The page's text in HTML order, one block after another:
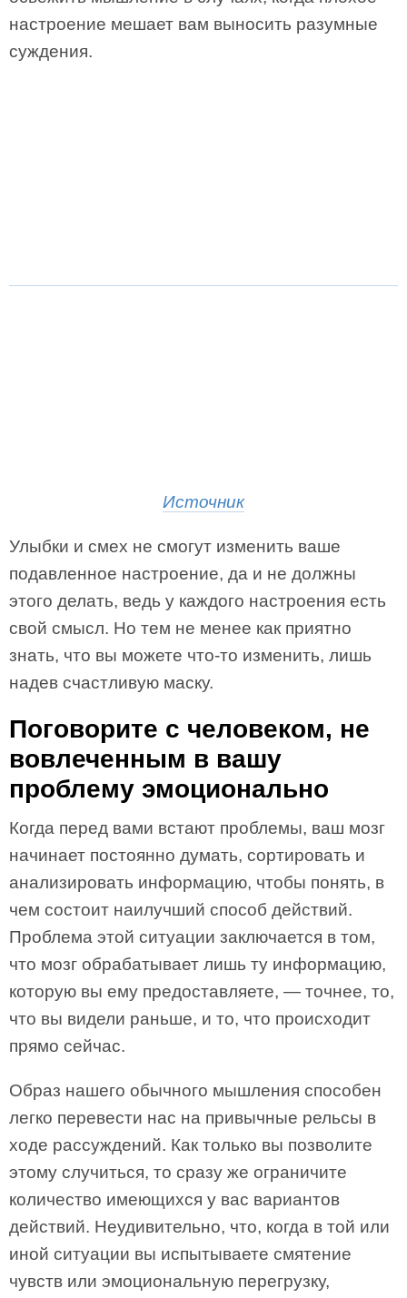
настроение мешает вам выносить разумные
суждения.
Источник
Улыбки и смех не смогут изменить ваше
подавленное настроение, да и не должны
этого делать, ведь у каждого настроения есть
свой смысл. Но тем не менее как приятно
знать, что вы можете что-то изменить, лишь
надев счастливую маску.
Поговорите с человеком, не
вовлеченным в вашу
проблему эмоционально
Когда перед вами встают проблемы, ваш мозг
начинает постоянно думать, сортировать и
анализировать информацию, чтобы понять, в
чем состоит наилучший способ действий.
Проблема этой ситуации заключается в том,
что мозг обрабатывает лишь ту информацию,
которую вы ему предоставляете, — точнее, то,
что вы видели раньше, и то, что происходит
прямо сейчас.
Образ нашего обычного мышления способен
легко перевести нас на привычные рельсы в
ходе рассуждений. Как только вы позволите
этому случиться, то сразу же ограничите
количество имеющихся у вас вариантов
действий. Неудивительно, что, когда в той или
иной ситуации вы испытываете смятение
чувств или эмоциональную перегрузку,